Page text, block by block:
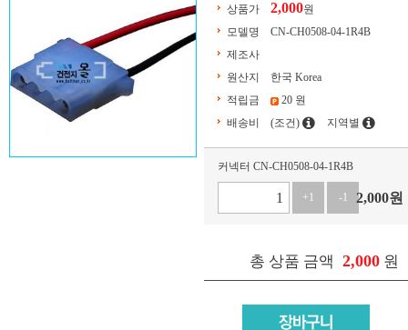
상품가
2,000원
모델명
CN-CH0508-04-1R4B
제조사
원산지
한국 Korea
적립금
20 원
배송비
(조건) 지역별
커넥터 CN-CH0508-04-1R4B
+1 -1 2,000원
총 상품 금액 2,000 원